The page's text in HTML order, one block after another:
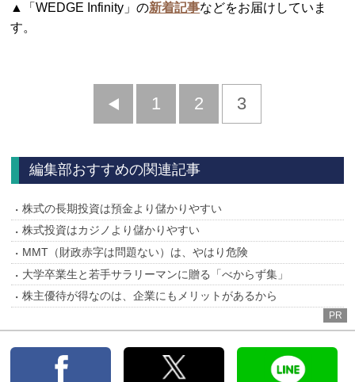
▲「WEDGE Infinity」の新着記事などをお届けしていま
す。
前
1 2 3
編集部おすすめの関連記事
株式の長期投資は預金より儲かりやすい
株式投資はカジノより儲かりやすい
MMT（財政赤字は問題ない）は、やはり危険
大学卒業生と若手サラリーマンに贈る「べからず集」
株主優待が得なのは、企業にもメリットがあるから
PR